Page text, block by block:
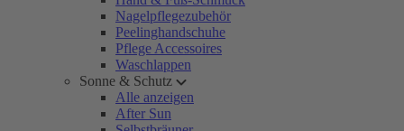
Nagelpflegezubehör
Peelinghandschuhe
Pflege Accessoires
Waschlappen
Sonne & Schutz
Alle anzeigen
After Sun